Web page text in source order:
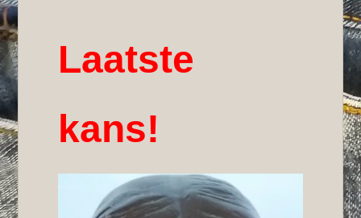
Laatste
kans!